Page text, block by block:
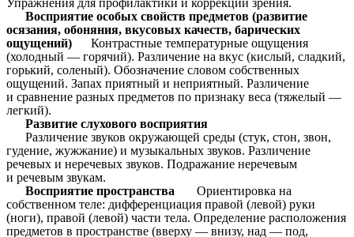
Восприятие особых свойств предметов (развитие
осязания, обоняния, вкусовых качеств, барических
ощущений) Контрастные температурные ощущения
(холодный — горячий). Различение на вкус (кислый, сладкий,
горький, соленый). Обозначение словом собственных
ощущений. Запах приятный и неприятный. Различение
и сравнение разных предметов по признаку веса (тяжелый —
легкий).
Развитие слухового восприятия
Различение звуков окружающей среды (стук, стон, звон,
гудение, жужжание) и музыкальных звуков. Различение
речевых и неречевых звуков. Подражание неречевым
и речевым звукам.
Восприятие пространства
Ориентировка на
собственном теле: дифференциация правой (левой) руки
(ноги), правой (левой) части тела. Определение расположения
предметов в пространстве (вверху — внизу, над — под,